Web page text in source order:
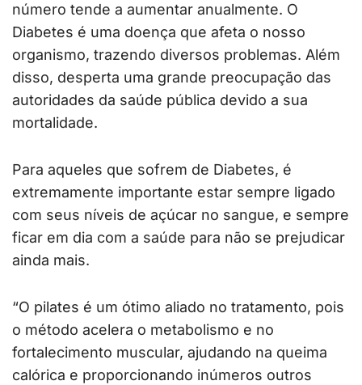
número tende a aumentar anualmente. O
Diabetes é uma doença que afeta o nosso
organismo, trazendo diversos problemas. Além
disso, desperta uma grande preocupação das
autoridades da saúde pública devido a sua
mortalidade.
Para aqueles que sofrem de Diabetes, é
extremamente importante estar sempre ligado
com seus níveis de açúcar no sangue, e sempre
ficar em dia com a saúde para não se prejudicar
ainda mais.
“O pilates é um ótimo aliado no tratamento, pois
o método acelera o metabolismo e no
fortalecimento muscular, ajudando na queima
calórica e proporcionando inúmeros outros